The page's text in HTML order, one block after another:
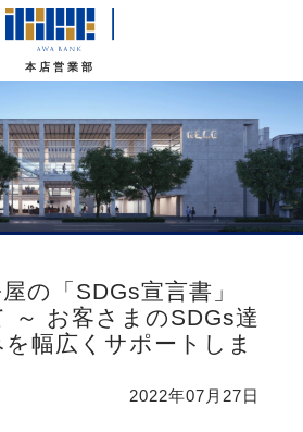
本店営業部
の「SDGs宣言書」
～ お客さまのSDGs達
幅広くサポートしま
2022年07月27日